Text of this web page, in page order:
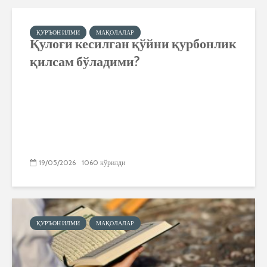
ҚУРЪОН ИЛМИ МАҚОЛАЛАР
Қулоғи кесилган қўйни қурбонлик
қилсам бўладими?
19/05/2026 1060 кўрилди
ҚУРЪОН ИЛМИ МАҚОЛАЛАР